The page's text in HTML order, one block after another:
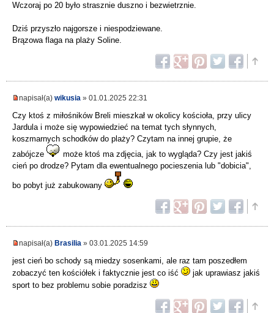
Wczoraj po 20 było strasznie duszno i bezwietrznie.
Dziś przyszło najgorsze i niespodziewane.
Brązowa flaga na plaży Soline.
napisał(a) wikusia » 01.01.2025 22:31
Czy ktoś z miłośników Breli mieszkał w okolicy kościoła, przy ulicy
Jardula i może się wypowiedzieć na temat tych słynnych,
koszmarnych schodków do plaży? Czytam na innej grupie, że
zabójcze
może ktoś ma zdjęcia, jak to wygląda? Czy jest jakiś
cień po drodze? Pytam dla ewentualnego pocieszenia lub "dobicia",
bo pobyt już zabukowany
napisał(a) Brasilia » 03.01.2025 14:59
jest cień bo schody są miedzy sosenkami, ale raz tam poszedłem
zobaczyć ten kościółek i faktycznie jest co iść
jak uprawiasz jakiś
sport to bez problemu sobie poradzisz